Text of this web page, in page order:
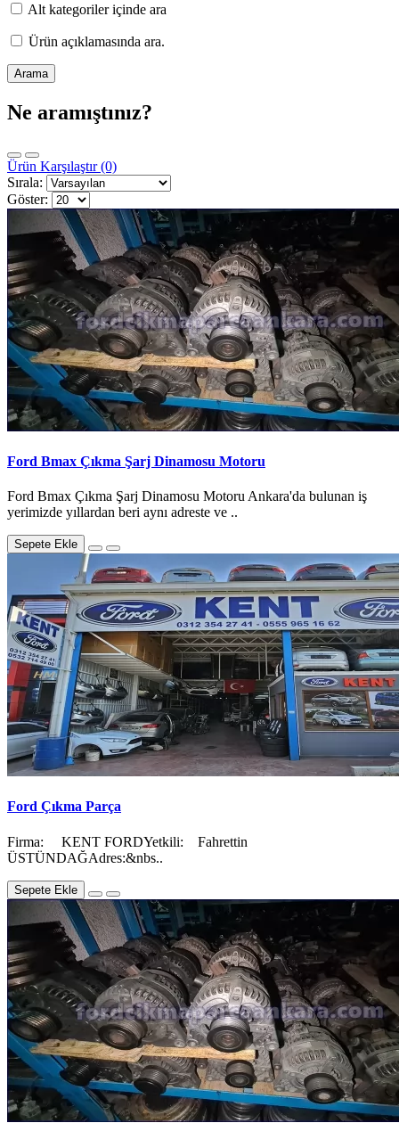
Alt kategoriler içinde ara
Ürün açıklamasında ara.
Ne aramıştınız?
Ürün Karşılaştır (0)
Sırala:
Göster:
Ford Bmax Çıkma Şarj Dinamosu Motoru
Ford Bmax Çıkma Şarj Dinamosu Motoru Ankara'da bulunan iş
yerimizde yıllardan beri aynı adreste ve ..
Sepete Ekle
Ford Çıkma Parça
Firma: KENT FORDYetkili: Fahrettin
ÜSTÜNDAĞAdres:&nbs..
Sepete Ekle